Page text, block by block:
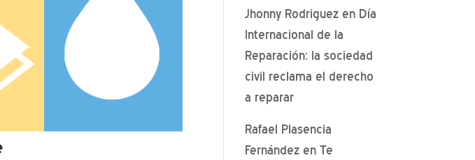
Jhonny Rodriguez en Día
Internacional de la
Reparación: la sociedad
civil reclama el derecho
a reparar
Rafael Plasencia
Fernández enTe